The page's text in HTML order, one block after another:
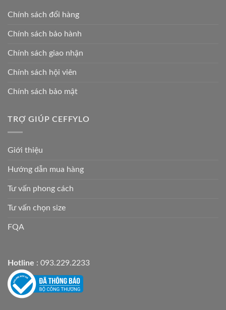
Chính sách đổi hàng
Chính sách bảo hành
Chính sách giao nhận
Chính sách hội viên
Chính sách bảo mật
TRỢ GIÚP CEFFYLO
Giới thiệu
Hướng dẫn mua hàng
Tư vấn phong cách
Tư vấn chọn size
FQA
Hotline : 093.229.2233